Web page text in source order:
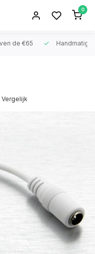
0
de €65
Vergelijk